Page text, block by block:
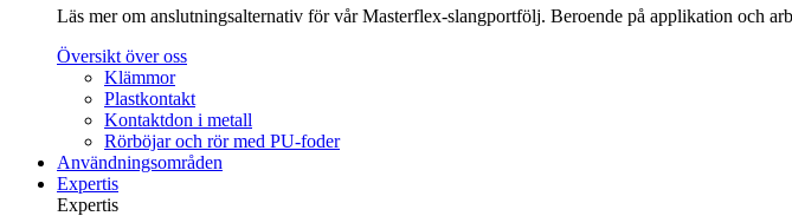
Läs mer om anslutningsalternativ för vår Masterflex-slangportfölj. Beroende på applikation och
Översikt över oss
Klämmor
Plastkontakt
Kontaktdon i metall
Rörböjar och rör med PU-foder
Användningsområden
Expertis
Expertis